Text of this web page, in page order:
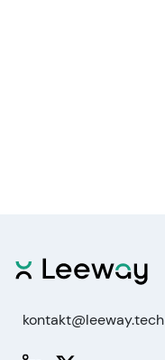
kontakt@leeway.tech